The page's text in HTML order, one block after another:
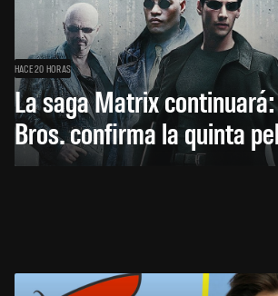
HACE 20 HORAS
La saga Matrix
Bros. confirma la quinta